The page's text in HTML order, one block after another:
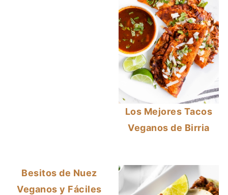
Los Mejores Tacos
Veganos de Birria
Besitos de Nuez
Veganos y Fáciles